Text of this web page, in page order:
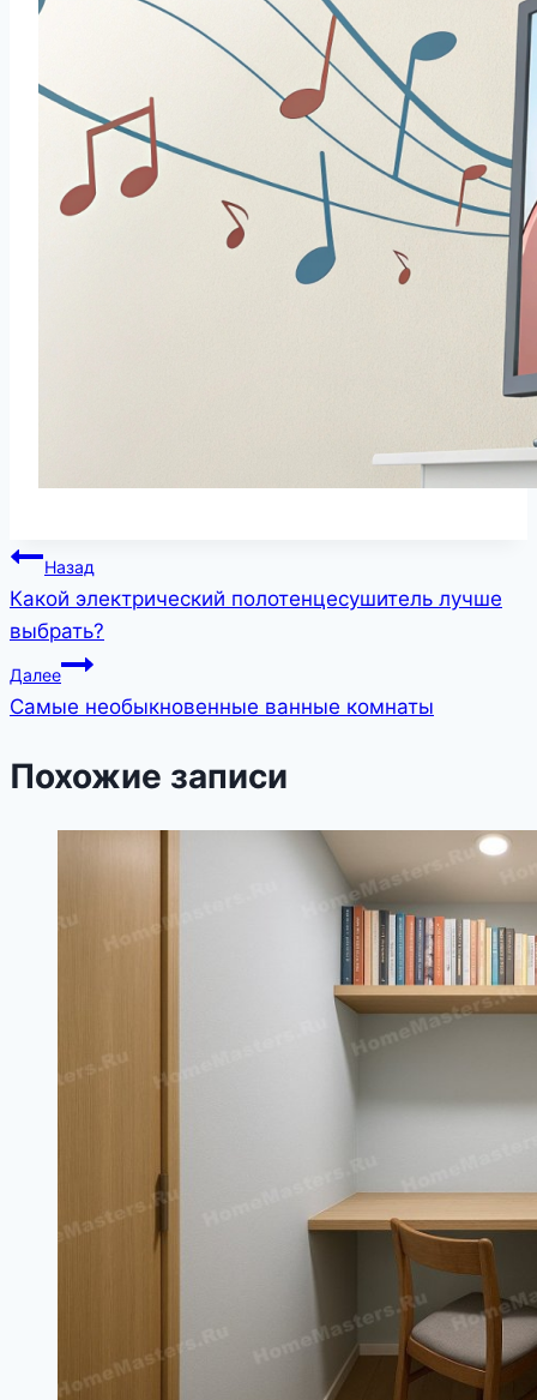
Навигация
по
записям
Назад
Какой электрический полотенцесушитель лучше
выбрать?
Далее
Самые необыкновенные ванные комнаты
Похожие записи